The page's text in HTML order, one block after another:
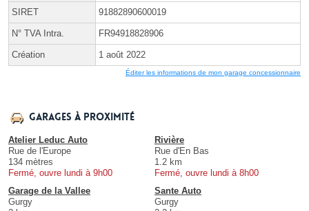
SIRET 91882890600019
N° TVA Intra. FR94918828906
Création 1 août 2022
Éditer les informations de mon garage concessionnaire
Garages à proximité
Atelier Leduc Auto
Rue de l'Europe
134 mètres
Fermé, ouvre lundi à 9h00
Rivière
Rue d'En Bas
1.2 km
Fermé, ouvre lundi à 8h00
Garage de la Vallee
Gurgy
Sante Auto
Gurgy